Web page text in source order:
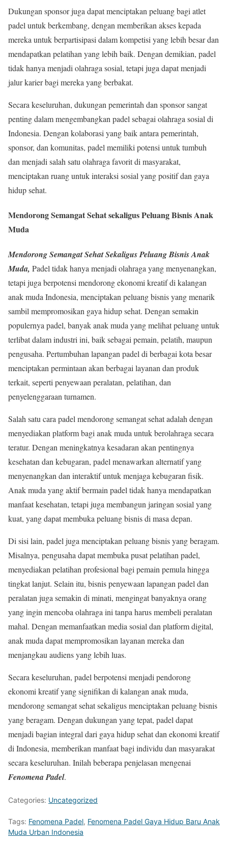
Dukungan sponsor juga dapat menciptakan peluang bagi atlet
padel untuk berkembang, dengan memberikan akses kepada
mereka untuk berpartisipasi dalam kompetisi yang lebih besar dan
mendapatkan pelatihan yang lebih baik. Dengan demikian, padel
tidak hanya menjadi olahraga sosial, tetapi juga dapat menjadi
jalur karier bagi mereka yang berbakat.
Secara keseluruhan, dukungan pemerintah dan sponsor sangat
penting dalam mengembangkan padel sebagai olahraga sosial di
Indonesia. Dengan kolaborasi yang baik antara pemerintah,
sponsor, dan komunitas, padel memiliki potensi untuk tumbuh
dan menjadi salah satu olahraga favorit di masyarakat,
menciptakan ruang untuk interaksi sosial yang positif dan gaya
hidup sehat.
Mendorong Semangat Sehat sekaligus Peluang Bisnis Anak
Muda
Mendorong Semangat Sehat Sekaligus Peluang Bisnis Anak
Muda, Padel tidak hanya menjadi olahraga yang menyenangkan,
tetapi juga berpotensi mendorong ekonomi kreatif di kalangan
anak muda Indonesia, menciptakan peluang bisnis yang menarik
sambil mempromosikan gaya hidup sehat. Dengan semakin
populernya padel, banyak anak muda yang melihat peluang untuk
terlibat dalam industri ini, baik sebagai pemain, pelatih, maupun
pengusaha. Pertumbuhan lapangan padel di berbagai kota besar
menciptakan permintaan akan berbagai layanan dan produk
terkait, seperti penyewaan peralatan, pelatihan, dan
penyelenggaraan turnamen.
Salah satu cara padel mendorong semangat sehat adalah dengan
menyediakan platform bagi anak muda untuk berolahraga secara
teratur. Dengan meningkatnya kesadaran akan pentingnya
kesehatan dan kebugaran, padel menawarkan alternatif yang
menyenangkan dan interaktif untuk menjaga kebugaran fisik.
Anak muda yang aktif bermain padel tidak hanya mendapatkan
manfaat kesehatan, tetapi juga membangun jaringan sosial yang
kuat, yang dapat membuka peluang bisnis di masa depan.
Di sisi lain, padel juga menciptakan peluang bisnis yang beragam.
Misalnya, pengusaha dapat membuka pusat pelatihan padel,
menyediakan pelatihan profesional bagi pemain pemula hingga
tingkat lanjut. Selain itu, bisnis penyewaan lapangan padel dan
peralatan juga semakin di minati, mengingat banyaknya orang
yang ingin mencoba olahraga ini tanpa harus membeli peralatan
mahal. Dengan memanfaatkan media sosial dan platform digital,
anak muda dapat mempromosikan layanan mereka dan
menjangkau audiens yang lebih luas.
Secara keseluruhan, padel berpotensi menjadi pendorong
ekonomi kreatif yang signifikan di kalangan anak muda,
mendorong semangat sehat sekaligus menciptakan peluang bisnis
yang beragam. Dengan dukungan yang tepat, padel dapat
menjadi bagian integral dari gaya hidup sehat dan ekonomi kreatif
di Indonesia, memberikan manfaat bagi individu dan masyarakat
secara keseluruhan. Inilah beberapa penjelasan mengenai
Fenomena Padel.
Categories: Uncategorized
Tags: Fenomena Padel, Fenomena Padel Gaya Hidup Baru Anak
Muda Urban Indonesia